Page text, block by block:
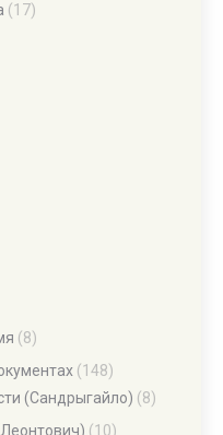
(17)
(8)
(148)
(Сандрыгайло) (8)
(10)